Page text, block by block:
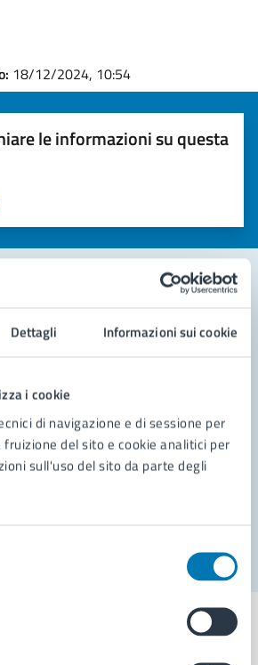
Dettagli Informazioni sui cookie
i cookie
di navigazione e di sessione per
del sito e cookie analitici per
sull'uso del sito da parte degli
18/12/2024, 10:54
le informazioni su questa
informazioni (da 1 a 5 stelle)
di stelle per valutare la chiarezza delle
5 stelle su 5
stelle su 5
su 5
5
frequenti